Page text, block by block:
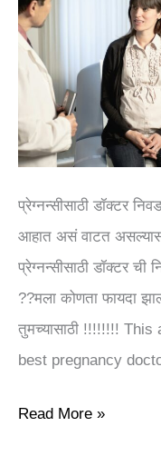
प्रेग्नन्सीसाठी डॉक्टर
आहात असं वाटत असल्यास
प्रेग्नन्सीसाठी डॉक्टर
??मला कोणता फायदा
तुमच्यासाठी !!!!!!!!
best pregnancy
आणि
उपयुक्त
मार्गदर्शन
How
I
choose
a
best
maternity
doctor?
Read More »